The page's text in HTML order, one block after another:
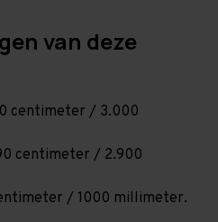
van deze
centimeter / 3.000
centimeter / 2.900
/ 1000 millimeter.